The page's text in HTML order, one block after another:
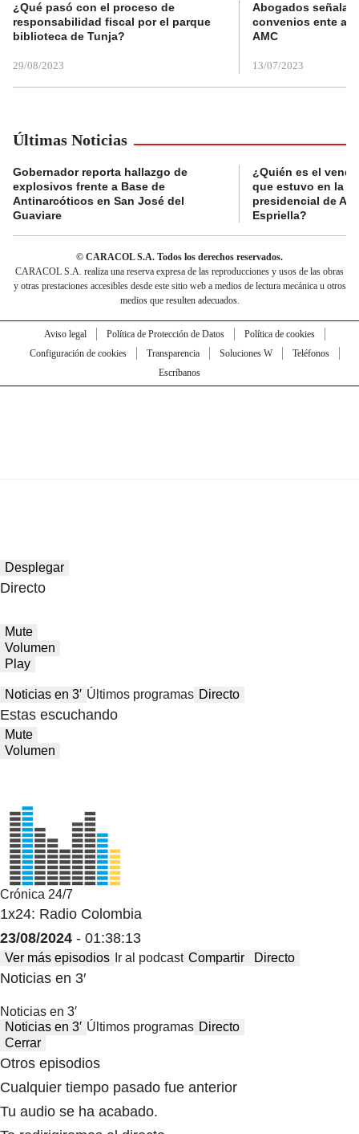
¿Qué pasó con el proceso de
responsabilidad fiscal por el parque
biblioteca de Tunja?
29/08/2023
Abogados
convenios ente
AMC
13/07/2023
Últimas Noticias
Gobernador reporta hallazgo de
explosivos frente a Base de
Antinarcóticos en San José del
Guaviare
¿Quién es el
que estuvo en la
presidencial de
Espriella?
© CARACOL S.A. Todos los derechos reservados.
CARACOL S.A. realiza una reserva expresa de las reproducciones y usos de las obras
y otras prestaciones accesibles desde este sitio web a medios de lectura mecánica u otros
medios que resulten adecuados.
Aviso legal Política de Protección de Datos
Política de cookies
Configuración de cookies
Transparencia Soluciones W
Teléfonos
Escríbanos
Desplegar
Directo
Mute
Volumen
Play
Noticias en 3′ Últimos programas Directo
Estas escuchando
Mute
Volumen
Crónica 24/7
1x24: Radio Colombia
23/08/2024 - 01:38:13
Ver más episodios Ir al podcast Compartir Directo
Noticias en 3′
Noticias en 3′
Noticias en 3′ Últimos programas Directo
Cerrar
Otros episodios
Cualquier tiempo pasado fue anterior
Tu audio se ha acabado.